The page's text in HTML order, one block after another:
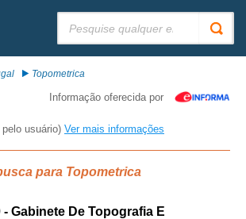
Topometrica
Informação oferecida por
usuário) Ver mais informações
para Topometrica
- Gabinete De Topografia E